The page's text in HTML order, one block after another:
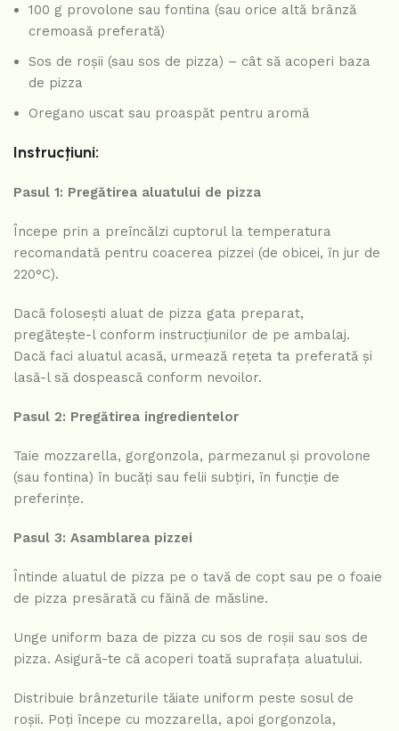
100 g provolone sau fontina (sau orice altă brânză
cremoasă preferată)
Sos de roșii (sau sos de pizza) – cât să acoperi baza
de pizza
Oregano uscat sau proaspăt pentru aromă
Instrucțiuni:
Pasul 1: Pregătirea aluatului de pizza
Începe prin a preîncălzi cuptorul la temperatura
recomandată pentru coacerea pizzei (de obicei, în jur de
220°C).
Dacă folosești aluat de pizza gata preparat,
pregătește-l conform instrucțiunilor de pe ambalaj.
Dacă faci aluatul acasă, urmează rețeta ta preferată și
lasă-l să dospească conform nevoilor.
Pasul 2: Pregătirea ingredientelor
Taie mozzarella, gorgonzola, parmezanul și provolone
(sau fontina) în bucăți sau felii subțiri, în funcție de
preferințe.
Pasul 3: Asamblarea pizzei
Întinde aluatul de pizza pe o tavă de copt sau pe o foaie
de pizza presărată cu făină de măsline.
Unge uniform baza de pizza cu sos de roșii sau sos de
pizza. Asigură-te că acoperi toată suprafața aluatului.
Distribuie brânzeturile tăiate uniform peste sosul de
roșii. Poți începe cu mozzarella, apoi gorgonzola,